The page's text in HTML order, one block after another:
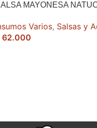
MAYONESA
Varios, Salsas y
62.000